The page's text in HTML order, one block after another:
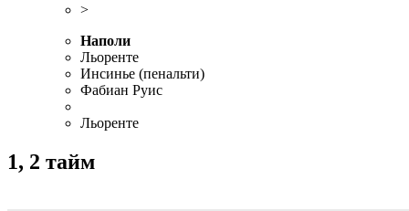
>
Наполи
Льоренте
Инсинье (пенальти)
Фабиан Руис
Льоренте
1, 2 тайм